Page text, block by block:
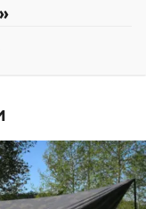
0
2
0
1
3